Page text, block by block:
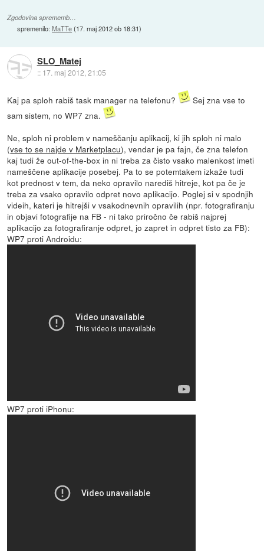
Zgodovina sprememb…
spremenilo:MaTTe(17. maj 2012 ob 18:31)
SLO_Matej
:: 17. maj 2012, 21:05
Kaj pa sploh rabiš task manager na telefonu?
Sej zna vse to
sam sistem, no WP7 zna.
Ne, sploh ni problem v nameščanju aplikacij, ki jih sploh ni malo
(vse to se najde v Marketplacu), vendar je pa fajn, če zna telefon
kaj tudi že out-of-the-box in ni treba za čisto vsako malenkost imeti
nameščene aplikacije posebej. Pa to se potemtakem izkaže tudi
kot prednost v tem, da neko opravilo narediš hitreje, kot pa če je
treba za vsako opravilo odpret novo aplikacijo. Poglej si v spodnjih
videih, kateri je hitrejši v vsakodnevnih opravilih (npr. fotografiranju
in objavi fotografije na FB - ni tako priročno če rabiš najprej
aplikacijo za fotografiranje odpret, jo zapret in odpret tisto za FB):
WP7 proti Androidu:
WP7 proti iPhonu: